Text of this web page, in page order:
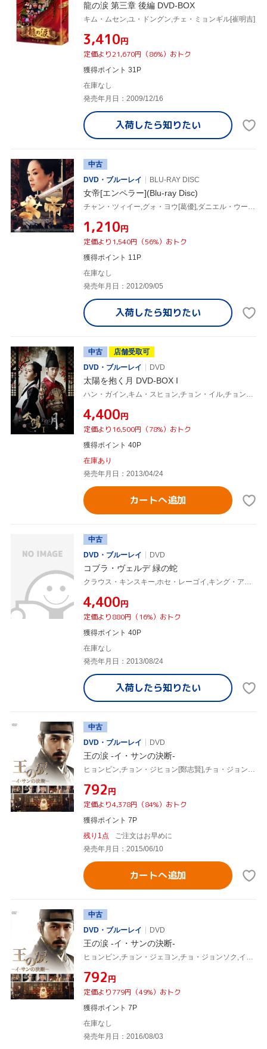
龍の涙 第三章 後編 DVD-BOX
キム・ムセン,ユ・ドングン,チェ・ミョンギル[崔明吉]
¥3,410円
定価より21,670円（86%）おトク
獲得ポイント 31P
在庫なし
発売年月日：2009/12/16
入荷したら知りたい
中古
DVD・ブルーレイ
BLU-RAY DISC
女帝[エンペラー](Blu-ray Disc)
チャン・ツィイー,グォ・ヨウ[葛優],ダニエル・ウー,フォン・シャオガン[馮小剛](監督),タン・ドゥン[譚盾](音楽)
¥1,210円
定価より1,540円（56%）おトク
獲得ポイント 11P
在庫なし
発売年月日：2012/09/05
入荷したら知りたい
中古
店舗受取可
DVD・ブルーレイ
DVD
太陽を抱く月 DVD-BOX I
ハン・ガイン,キム・スヒョン,チョン・イル,チョン・ウングォル(原作)
¥4,400円
定価より16,500円（78%）おトク
獲得ポイント 40P
在庫あり
発売年月日：2013/04/24
カートへ追加
中古
DVD・ブルーレイ
DVD
コブラ・ヴェルデ 緑の蛇
クラウス・キンスキー,ホセ・レーゴイ,キング・アンパウ,ヴェルナー・ヘルツォーク(監督、脚本),ブルース・チャトウィン(原作),ポポル・ヴー(音楽)
¥4,400円
定価より880円（16%）おトク
獲得ポイント 40P
在庫なし
発売年月日：2013/08/24
入荷したら知りたい
中古
DVD・ブルーレイ
DVD
王の涙 -イ・サンの決断-
ヒョンビン,チョン・ジヒョン[鄭志賢],チョ・ジョンソク,イ・ジェギュ(監督)
¥792円
定価より4,378円（84%）おトク
獲得ポイント 7P
残り1点
ご注文はお早めに
発売年月日：2015/06/10
カートへ追加
中古
DVD・ブルーレイ
DVD
王の涙 -イ・サンの決断-
ヒョンビン,チョン・ジェヨン,チョ・ジョンソク,イ・ジェギュ(監督)
¥792円
定価より779円（49%）おトク
獲得ポイント 7P
在庫なし
発売年月日：2016/08/03